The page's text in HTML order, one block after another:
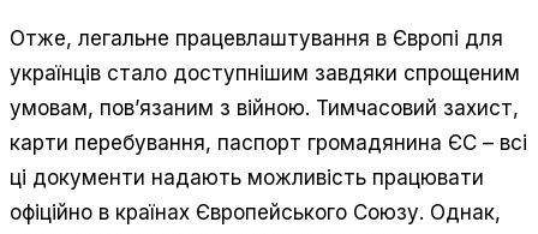
Отже, легальне працевлаштування в Європі для
українців стало доступнішим завдяки спрощеним
умовам, пов’язаним з війною. Тимчасовий захист,
карти перебування, паспорт громадянина ЄС – всі
ці документи надають можливість працювати
офіційно в країнах Європейського Союзу. Однак,